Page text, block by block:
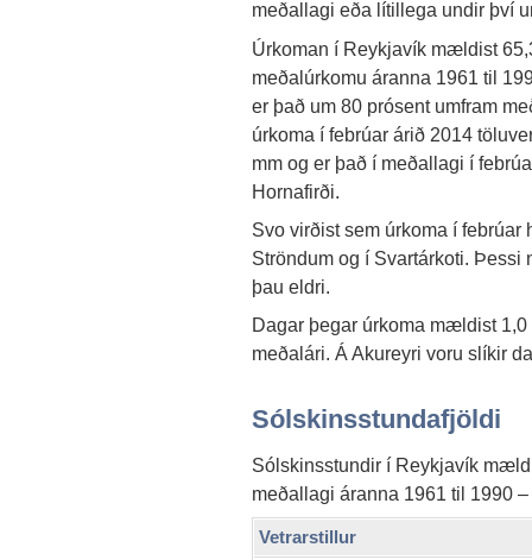
meðallagi eða lítillega undir því
Úrkoman í Reykjavík mældist
meðalúrkomu áranna 1961 til
er það um 80 prósent umfram
úrkoma í febrúar árið 2014
mm og er það í meðallagi í
Hornafirði.
Svo virðist sem úrkoma í
Ströndum og í Svartárkoti.
þau eldri.
Dagar þegar úrkoma mældist
meðalári. Á Akureyri voru slíkir
Sólskinsstundafjöldi
Sólskinsstundir í Reykjavík
meðallagi áranna 1961 til 1990
Vetrarstillur